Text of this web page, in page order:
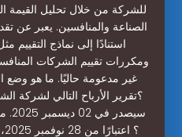
للشركة من خلال تحليل القيمة
الصناعة والمنافسين. يعبر عن
استنادًا إلى نماذج التقييم
ومكررات تقييم الشركات
غير مدعومة حاليًا. ما هو